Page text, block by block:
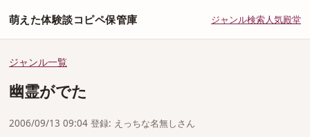
萌えた体験談コピペ保管庫 ジャンル検索人気殿堂
ジャンル一覧
幽霊がでた
2006/09/13 09:04 登録: えっちな名無しさん